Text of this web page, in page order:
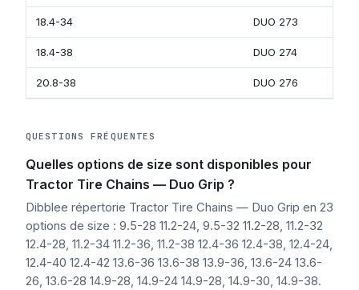
18.4-34 DUO 273
18.4-38 DUO 274
20.8-38 DUO 276
QUESTIONS FRÉQUENTES
Quelles options de size sont disponibles pour
Tractor Tire Chains — Duo Grip ?
Dibblee répertorie Tractor Tire Chains — Duo Grip en 23
options de size : 9.5-28 11.2-24, 9.5-32 11.2-28, 11.2-32
12.4-28, 11.2-34 11.2-36, 11.2-38 12.4-36 12.4-38, 12.4-24,
12.4-40 12.4-42 13.6-36 13.6-38 13.9-36, 13.6-24 13.6-
26, 13.6-28 14.9-28, 14.9-24 14.9-28, 14.9-30, 14.9-38.